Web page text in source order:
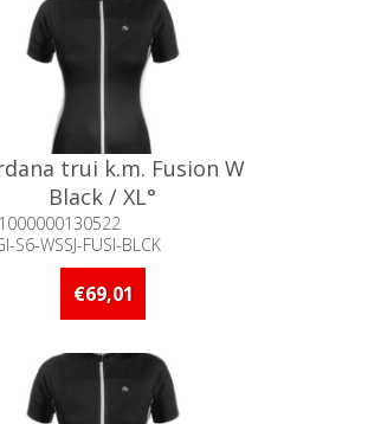
trui k.m. Fusion W
Black / XL°
S6-WSSJ-FUSI-BLCK
Minder dan 5
op voorraad
€69,01